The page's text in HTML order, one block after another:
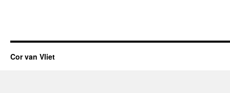
Cor van Vliet